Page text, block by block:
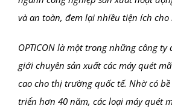
và an toàn, đem lại nhiều tiện ích
OPTICON là một trong những công
giới chuyên sản xuất các máy quét
cao cho thị trường quốc tế. Nhờ có
triển hơn 40 năm, các loại máy quét